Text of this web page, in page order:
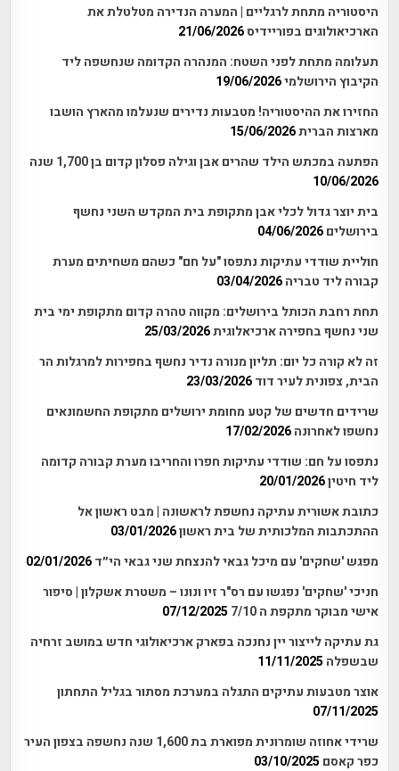
היסטוריה מתחת לרגליים | המערה הנדירה מטלטלת את
הארכיאולוגים בפוריידיס21/06/2026
תעלומה מתחת לפני השטח: המנהרה הקדומה שנחשפה ליד
הקיבוץ הירושלמי19/06/2026
החזירו את ההיסטוריה! מטבעות נדירים שנעלמו מהארץ הושבו
מארצות הברית15/06/2026
הפתעה במכתש הילד שהרים אבן וגילה פסלון קדום בן 1,700 שנה
10/06/2026
בית יוצר גדול לכלי אבן מתקופת בית המקדש השני נחשף
בירושלים 04/06/2026
חוליית שודדי עתיקות נתפסו "על חם" כשהם משחיתים מערת
קבורה ליד טבריה 03/04/2026
תחת רחבת הכותל בירושלים: מקווה טהרה קדום מתקופת ימי בית
שני נחשף בחפירה ארכיאלוגית25/03/2026
זה לא קורה כל יום: תליון מנורה נדיר נחשף בחפירות למרגלות הר
הבית, צפונית לעיר דוד 23/03/2026
שרידים חדשים של קטע מחומת ירושלים מתקופת החשמונאים
נחשפו לאחרונה 17/02/2026
נתפסו על חם: שודדי עתיקות חפרו והחריבו מערת קבורה קדומה
ליד חיטין20/01/2026
כתובת אשורית עתיקה נחשפת לראשונה | מבט ראשון אל
ההתכתבות המלכותית של בית ראשון03/01/2026
מפגש 'שחקים' עם מיכל גבאי להנצחת שני גבאי הי״ד 02/01/2026
חניכי 'שחקים' נפגשו עם רס"ר זיו ונונו – משטרת אשקלון | סיפור
אישי מבוקר מתקפת ה 7/10
07/12/2025
גת עתיקה לייצור יין נחנכה בפארק ארכיאולוגי חדש במושב זרחיה
שבשפלה 11/11/2025
אוצר מטבעות עתיקים התגלה במערכת מסתור בגליל התחתון
07/11/2025
שרידי אחוזה שומרונית מפוארת בת 1,600 שנה נחשפה בצפון העיר
כפר קאסם 03/10/2025